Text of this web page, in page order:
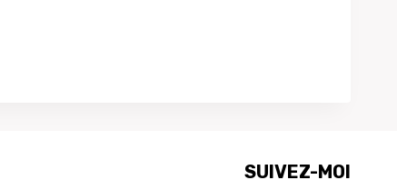
SUIVEZ-MOI